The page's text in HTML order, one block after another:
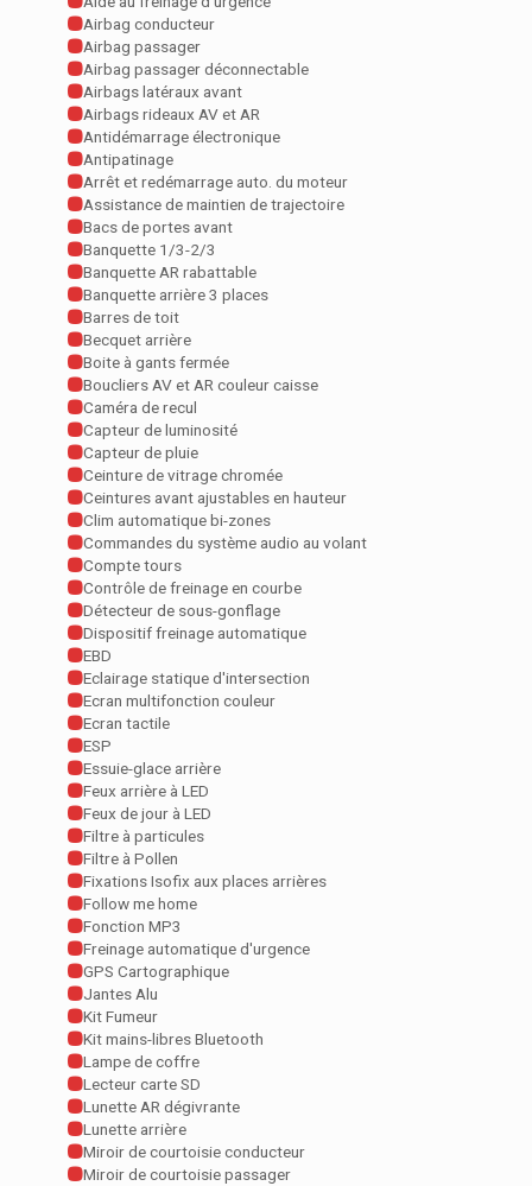
Airbag conducteur
Airbag passager
Airbag passager déconnectable
Airbags latéraux avant
Airbags rideaux AV et AR
Antidémarrage électronique
Antipatinage
Arrêt et redémarrage auto. du moteur
Assistance de maintien de trajectoire
Bacs de portes avant
Banquette 1/3-2/3
Banquette AR rabattable
Banquette arrière 3 places
Barres de toit
Becquet arrière
Boite à gants fermée
Boucliers AV et AR couleur caisse
Caméra de recul
Capteur de luminosité
Capteur de pluie
Ceinture de vitrage chromée
Ceintures avant ajustables en hauteur
Clim automatique bi-zones
Commandes du système audio au volant
Compte tours
Contrôle de freinage en courbe
Détecteur de sous-gonflage
Dispositif freinage automatique
EBD
Eclairage statique d'intersection
Ecran multifonction couleur
Ecran tactile
ESP
Essuie-glace arrière
Feux arrière à LED
Feux de jour à LED
Filtre à particules
Filtre à Pollen
Fixations Isofix aux places arrières
Follow me home
Fonction MP3
Freinage automatique d'urgence
GPS Cartographique
Jantes Alu
Kit Fumeur
Kit mains-libres Bluetooth
Lampe de coffre
Lecteur carte SD
Lunette AR dégivrante
Lunette arrière
Miroir de courtoisie conducteur
Miroir de courtoisie passager